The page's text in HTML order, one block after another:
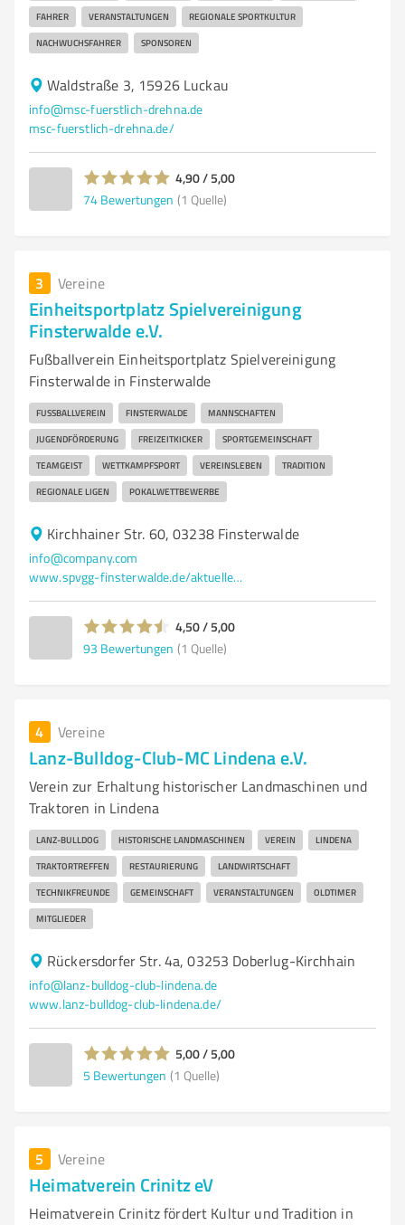
FAHRER VERANSTALTUNGEN REGIONALE SPORTKULTUR
NACHWUCHSFAHRER SPONSOREN
Waldstraße 3, 15926 Luckau
info@msc-fuerstlich-drehna.de
msc-fuerstlich-drehna.de/
4,90 / 5,00
74 Bewertungen (1 Quelle)
3 Vereine
Einheitsportplatz Spielvereinigung
Finsterwalde e.V.
Fußballverein Einheitsportplatz Spielvereinigung
Finsterwalde in Finsterwalde
FUSSBALLVEREIN FINSTERWALDE MANNSCHAFTEN
JUGENDFÖRDERUNG FREIZEITKICKER SPORTGEMEINSCHAFT
TEAMGEIST WETTKAMPFSPORT VEREINSLEBEN TRADITION
REGIONALE LIGEN POKALWETTBEWERBE
Kirchhainer Str. 60, 03238 Finsterwalde
info@company.com
www.spvgg-finsterwalde.de/aktuelles.html
4,50 / 5,00
93 Bewertungen (1 Quelle)
4 Vereine
Lanz-Bulldog-Club-MC Lindena e.V.
Verein zur Erhaltung historischer Landmaschinen und
Traktoren in Lindena
LANZ-BULLDOG HISTORISCHE LANDMASCHINEN VEREIN LINDENA
TRAKTORTREFFEN RESTAURIERUNG LANDWIRTSCHAFT
TECHNIKFREUNDE GEMEINSCHAFT VERANSTALTUNGEN OLDTIMER
MITGLIEDER
Rückersdorfer Str. 4a, 03253 Doberlug-Kirchhain
info@lanz-bulldog-club-lindena.de
www.lanz-bulldog-club-lindena.de/
5,00 / 5,00
5 Bewertungen (1 Quelle)
5 Vereine
Heimatverein Crinitz eV
Heimatverein Crinitz fördert Kultur und Tradition in